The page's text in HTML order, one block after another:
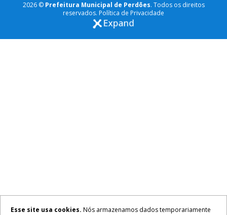
2026 © Prefeitura Municipal de Perdões. Todos os direitos
reservados. Política de Privacidade
Esse site usa cookies. Nós armazenamos dados temporariamente